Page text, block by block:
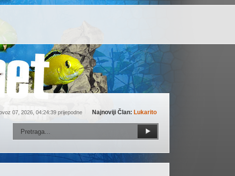
07, 2026, 04:24:39 prijepodne Najnoviji Član: Lukarito